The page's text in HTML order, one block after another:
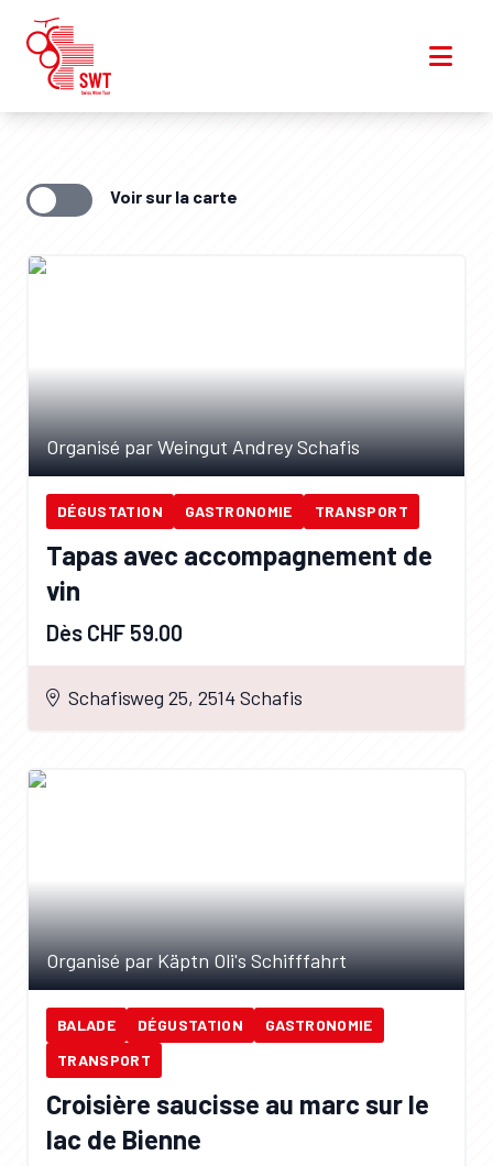
Voir sur la carte
Organisé par Weingut Andrey Schafis
DÉGUSTATION GASTRONOMIE TRANSPORT
Tapas avec accompagnement de
vin
Dès CHF 59.00
Schafisweg 25, 2514 Schafis
Organisé par Käptn Oli's Schifffahrt
BALADE DÉGUSTATION
GASTRONOMIE
TRANSPORT
Croisière saucisse au marc sur le
lac de Bienne